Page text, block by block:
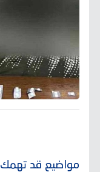
مواضيع قد تهمك